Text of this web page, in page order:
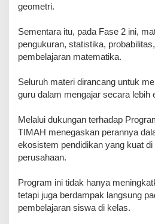
geometri.
Sementara itu, pada Fase 2 ini,
pengukuran, statistika,
pembelajaran matematika.
Seluruh materi dirancang untuk
guru dalam mengajar secara lebih
Melalui dukungan terhadap
TIMAH menegaskan perannya
ekosistem pendidikan yang kuat
perusahaan.
Program ini tidak hanya
tetapi juga berdampak langsung
pembelajaran siswa di kelas.